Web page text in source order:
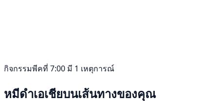
กิจกรรมพีคที่ 7:00 มี 1 เหตุการณ์
หมีดำเอเชียบนเส้นทางของคุณ